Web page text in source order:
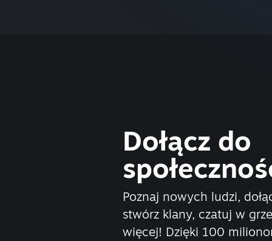
Dołącz do
Poznaj nowych ludzi,
stwórz klany, czatuj w
więcej! Dzięki 100